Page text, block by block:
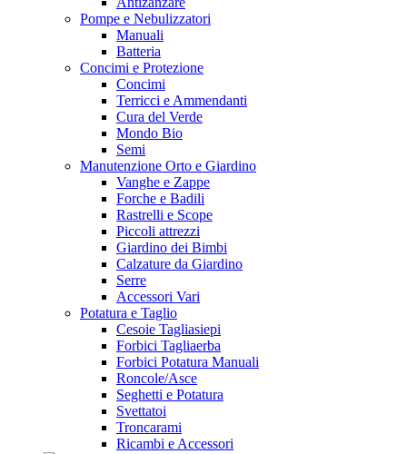
Pompe e Nebulizzatori
Manuali
Batteria
Concimi e Protezione
Concimi
Terricci e Ammendanti
Cura del Verde
Mondo Bio
Semi
Manutenzione Orto e Giardino
Vanghe e Zappe
Forche e Badili
Rastrelli e Scope
Piccoli attrezzi
Giardino dei Bimbi
Calzature da Giardino
Serre
Accessori Vari
Potatura e Taglio
Cesoie Tagliasiepi
Forbici Tagliaerba
Forbici Potatura Manuali
Roncole/Asce
Seghetti e Potatura
Svettatoi
Troncarami
Ricambi e Accessori